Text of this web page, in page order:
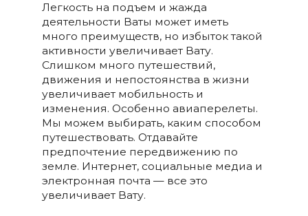
Легкость на подъем и жажда
деятельности Ваты может иметь
много преимуществ, но избыток такой
активности увеличивает Вату.
Слишком много путешествий,
движения и непостоянства в жизни
увеличивает мобильность и
изменения. Особенно авиаперелеты.
Мы можем выбирать, каким способом
путешествовать. Отдавайте
предпочтение передвижению по
земле. Интернет, социальные медиа и
электронная почта — все это
увеличивает Вату.